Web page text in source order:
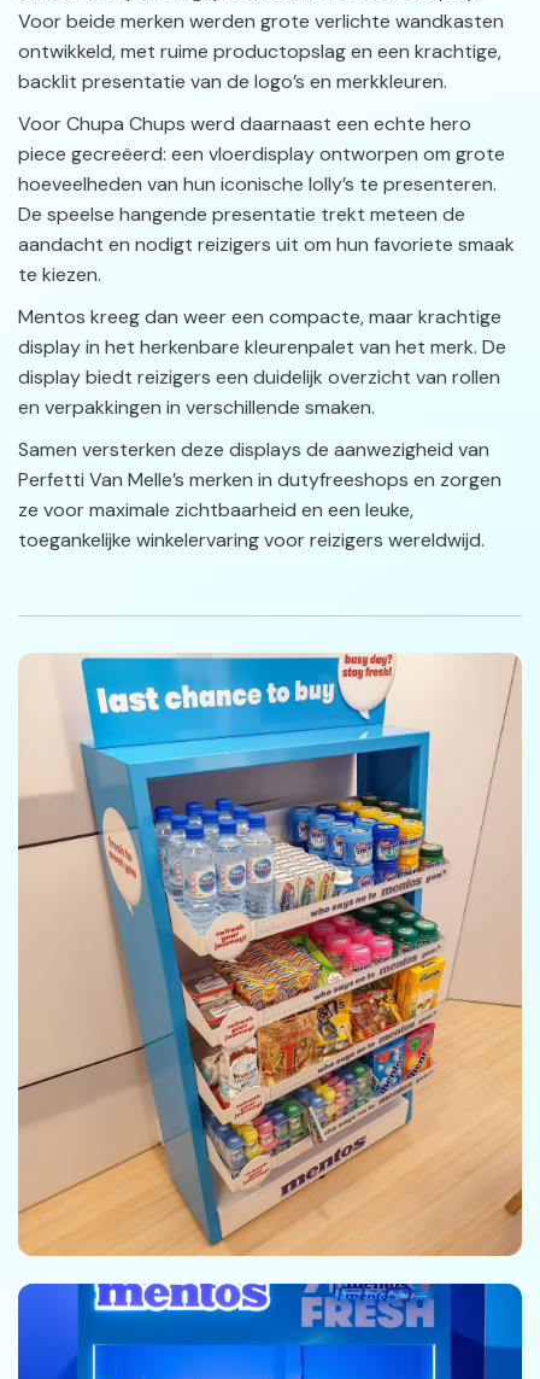
Voor beide merken werden grote verlichte wandkasten
ontwikkeld, met ruime productopslag en een krachtige,
backlit presentatie van de logo’s en merkkleuren.
Voor Chupa Chups werd daarnaast een echte hero
piece gecreëerd: een vloerdisplay ontworpen om grote
hoeveelheden van hun iconische lolly’s te presenteren.
De speelse hangende presentatie trekt meteen de
aandacht en nodigt reizigers uit om hun favoriete smaak
te kiezen.
Mentos kreeg dan weer een compacte, maar krachtige
display in het herkenbare kleurenpalet van het merk. De
display biedt reizigers een duidelijk overzicht van rollen
en verpakkingen in verschillende smaken.
Samen versterken deze displays de aanwezigheid van
Perfetti Van Melle’s merken in dutyfreeshops en zorgen
ze voor maximale zichtbaarheid en een leuke,
toegankelijke winkelervaring voor reizigers wereldwijd.